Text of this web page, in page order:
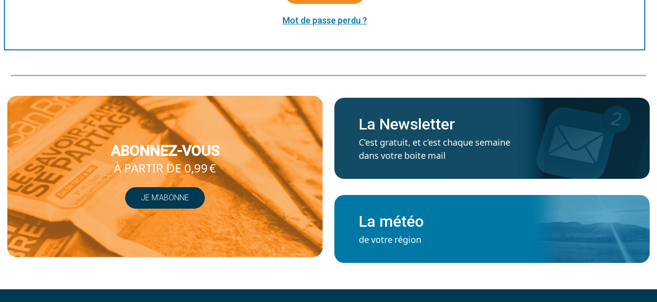
Mot de passe perdu ?
ABONNEZ-VOUS
À PARTIR DE 0,99 €
JE M’ABONNE
La Newsletter
C’est gratuit, et c’est chaque semaine
dans votre boite mail
La météo
de votre région